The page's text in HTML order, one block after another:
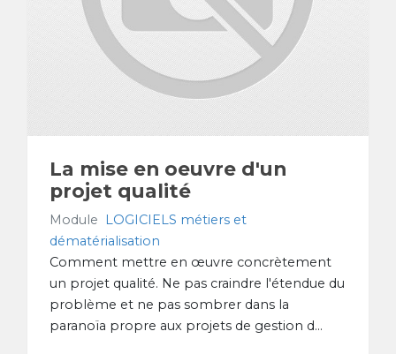
La mise en oeuvre d'un
projet qualité
Module
LOGICIELS métiers et
dématérialisation
Comment mettre en œuvre concrètement
un projet qualité. Ne pas craindre l'étendue du
problème et ne pas sombrer dans la
paranoïa propre aux projets de gestion d...